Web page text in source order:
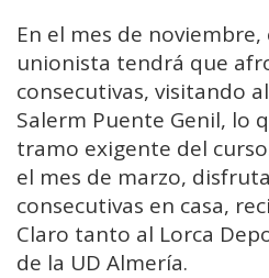
En el mes de
unionista tendrá que
consecutivas, visitando
Salerm Puente Genil, lo
tramo exigente del
el mes de marzo,
consecutivas en casa,
Claro tanto al Lorca
de la UD Almería.